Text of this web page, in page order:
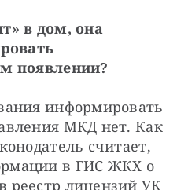
в дом, она
появлении?
информировать
МКД нет. Как
считает,
в ГИС ЖКХ о
реестр лицензий УК